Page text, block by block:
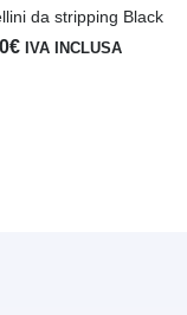
da stripping Black
€ IVA INCLUSA